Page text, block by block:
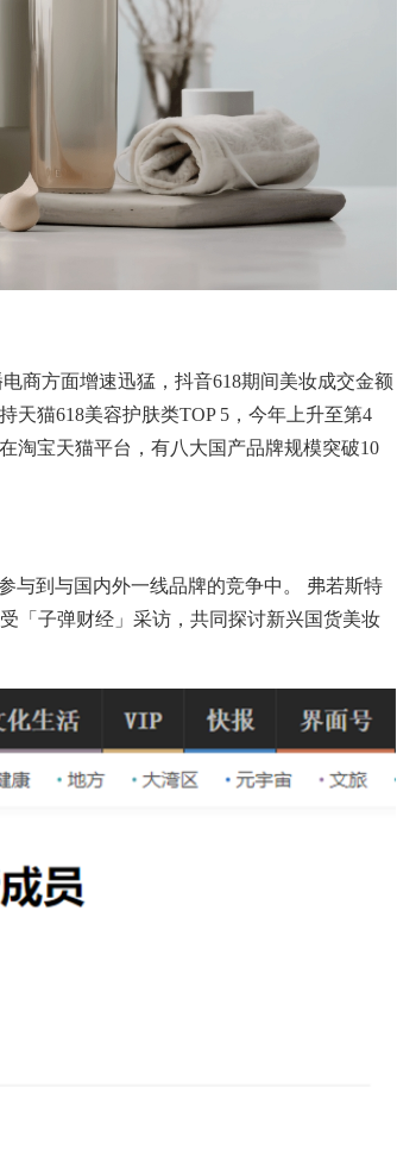
电商方面增速迅猛，抖音618期间美妆成交金额
天猫618美容护肤类TOP 5 ，今年上升至第4
淘宝天猫平台，有八大国产品牌规模突破10
与到与国内外一线品牌的竞争中。
弗若斯特
「子弹财经」采访，共同探讨新兴国货美妆